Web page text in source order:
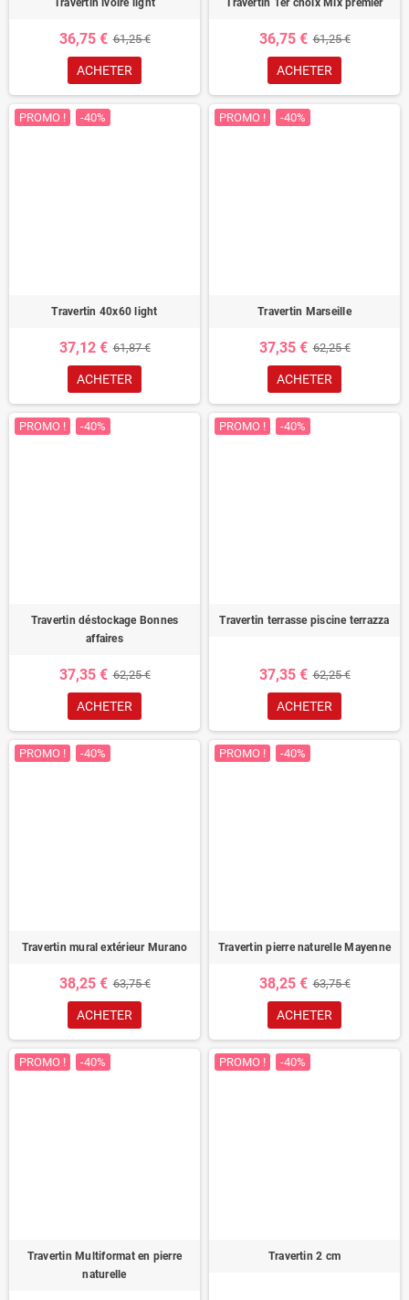
Travertin ivoire light
36,75 € 61,25 €
ACHETER
Travertin 1er choix Mix premier
36,75 € 61,25 €
ACHETER
PROMO ! -40%
Travertin 40x60 light
37,12 € 61,87 €
ACHETER
PROMO ! -40%
Travertin Marseille
37,35 € 62,25 €
ACHETER
PROMO ! -40%
Travertin déstockage Bonnes
affaires
37,35 € 62,25 €
ACHETER
PROMO ! -40%
Travertin terrasse piscine terrazza
37,35 € 62,25 €
ACHETER
PROMO ! -40%
Travertin mural extérieur Murano
38,25 € 63,75 €
ACHETER
PROMO ! -40%
Travertin pierre naturelle Mayenne
38,25 € 63,75 €
ACHETER
PROMO ! -40%
Travertin Multiformat en pierre
naturelle
PROMO ! -40%
Travertin 2 cm